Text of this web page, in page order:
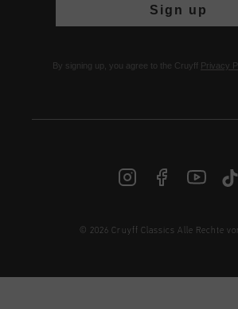
DE | € EUR
Sign up
By signing up, you agree to the Cruyff Privacy
© 2026 Cruyff Classics Alle Rechte